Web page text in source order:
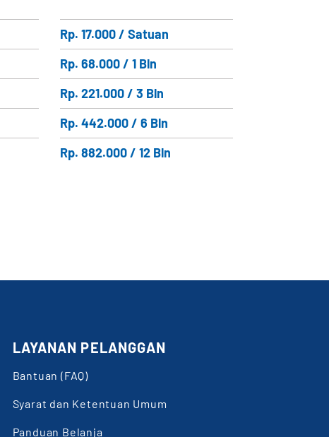
Rp. 17.000 / Satuan
Rp. 68.000 / 1 Bln
Rp. 221.000 / 3 Bln
Rp. 442.000 / 6 Bln
Rp. 882.000 / 12 Bln
LAYANAN PELANGGAN
Bantuan (FAQ)
Syarat dan Ketentuan Umum
Panduan Belanja